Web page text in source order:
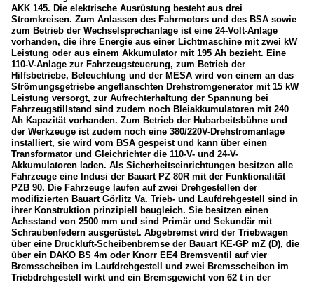
AKK 145. Die elektrische Ausrüstung besteht aus drei
Stromkreisen. Zum Anlassen des Fahrmotors und des BSA sowie
zum Betrieb der Wechselsprechanlage ist eine 24-Volt-Anlage
vorhanden, die ihre Energie aus einer Lichtmaschine mit zwei kW
Leistung oder aus einem Akkumulator mit 195 Ah bezieht. Eine
110-V-Anlage zur Fahrzeugsteuerung, zum Betrieb der
Hilfsbetriebe, Beleuchtung und der MESA wird von einem an das
Strömungsgetriebe angeflanschten Drehstromgenerator mit 15 kW
Leistung versorgt, zur Aufrechterhaltung der Spannung bei
Fahrzeugstillstand sind zudem noch Bleiakkumulatoren mit 240
Ah Kapazität vorhanden. Zum Betrieb der Hubarbeitsbühne und
der Werkzeuge ist zudem noch eine 380/220V-Drehstromanlage
installiert, sie wird vom BSA gespeist und kann über einen
Transformator und Gleichrichter die 110-V- und 24-V-
Akkumulatoren laden. Als Sicherheitseinrichtungen besitzen alle
Fahrzeuge eine Indusi der Bauart PZ 80R mit der Funktionalität
PZB 90. Die Fahrzeuge laufen auf zwei Drehgestellen der
modifizierten Bauart Görlitz Va. Trieb- und Laufdrehgestell sind in
ihrer Konstruktion prinzipiell baugleich. Sie besitzen einen
Achsstand von 2500 mm und sind Primär und Sekundär mit
Schraubenfedern ausgerüstet. Abgebremst wird der Triebwagen
über eine Druckluft-Scheibenbremse der Bauart KE-GP mZ (D), die
über ein DAKO BS 4m oder Knorr EE4 Bremsventil auf vier
Bremsscheiben im Laufdrehgestell und zwei Bremsscheiben im
Triebdrehgestell wirkt und ein Bremsgewicht von 62 t in der